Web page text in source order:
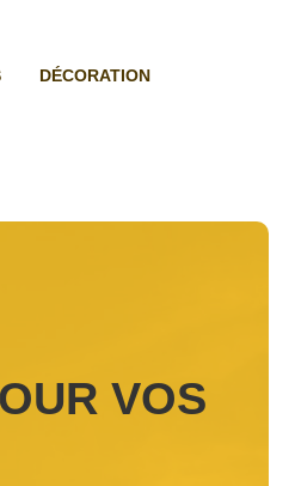
DÉCORATION
VOS